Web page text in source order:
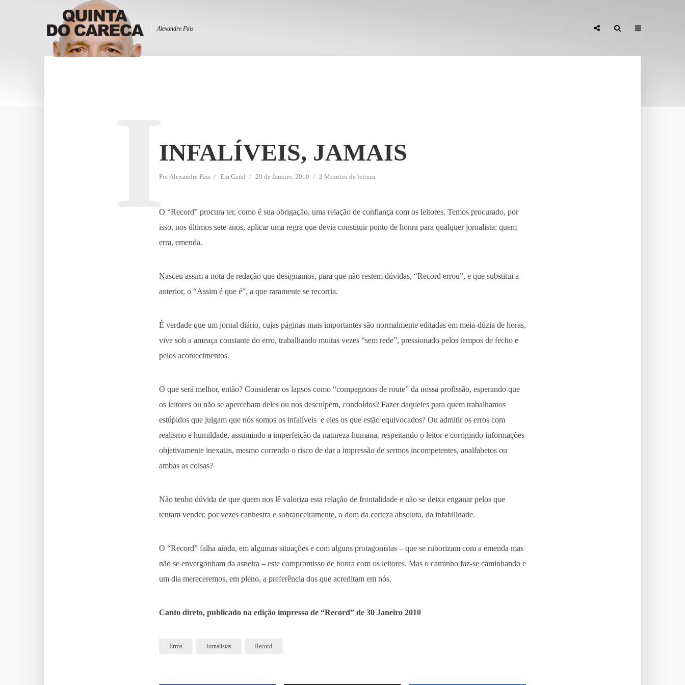
Alexandre Pais
INFALÍVEIS, JAMAIS
PorAlexandre Pais Em Geral 29 de Janeiro, 2010 2 Minutos de leitura
I
O “Record” procura ter, como é sua obrigação, uma relação de confiança com os leitores. Temos procurado, por
isso, nos últimos sete anos, aplicar uma regra que devia constituir ponto de honra para qualquer jornalista: quem
erra, emenda.
Nasceu assim a nota de redação que designamos, para que não restem dúvidas, “Record errou”, e que substitui a
anterior, o “Assim é que é”, a que raramente se recorria.
É verdade que um jornal diário, cujas páginas mais importantes são normalmente editadas em meia-dúzia de horas,
vive sob a ameaça constante do erro, trabalhando muitas vezes “sem rede”, pressionado pelos tempos de fecho e
pelos acontecimentos.
O que será melhor, então? Considerar os lapsos como “compagnons de route” da nossa profissão, esperando que
os leitores ou não se apercebam deles ou nos desculpem, condoídos? Fazer daqueles para quem trabalhamos
estúpidos que julgam que nós somos os infalíveis e eles os que estão equivocados? Ou admitir os erros com
realismo e humildade, assumindo a imperfeição da natureza humana, respeitando o leitor e corrigindo informações
objetivamente inexatas, mesmo correndo o risco de dar a impressão de sermos incompetentes, analfabetos ou
ambas as coisas?
Não tenho dúvida de que quem nos lê valoriza esta relação de frontalidade e não se deixa enganar pelos que
tentam vender, por vezes canhestra e sobranceiramente, o dom da certeza absoluta, da infabilidade.
O “Record” falha ainda, em algumas situações e com alguns protagonistas – que se ruborizam com a emenda mas
não se envergonham da asneira – este compromisso de honra com os leitores. Mas o caminho faz-se caminhando e
um dia mereceremos, em pleno, a preferência dos que acreditam em nós.
Canto direto, publicado na edição impressa de “Record” de 30 Janeiro 2010
Erros Jornalistas Record